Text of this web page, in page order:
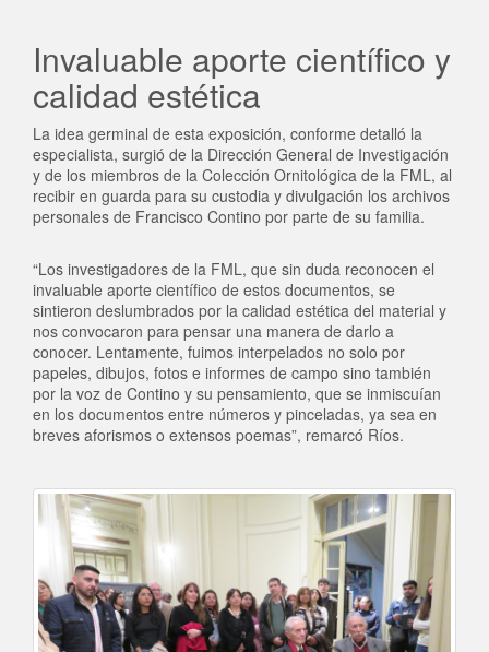
Invaluable aporte científico y
calidad estética
La idea germinal de esta exposición, conforme detalló la
especialista, surgió de la Dirección General de Investigación
y de los miembros de la Colección Ornitológica de la FML, al
recibir en guarda para su custodia y divulgación los archivos
personales de Francisco Contino por parte de su familia.
“Los investigadores de la FML, que sin duda reconocen el
invaluable aporte científico de estos documentos, se
sintieron deslumbrados por la calidad estética del material y
nos convocaron para pensar una manera de darlo a
conocer. Lentamente, fuimos interpelados no solo por
papeles, dibujos, fotos e informes de campo sino también
por la voz de Contino y su pensamiento, que se inmiscuían
en los documentos entre números y pinceladas, ya sea en
breves aforismos o extensos poemas”, remarcó Ríos.